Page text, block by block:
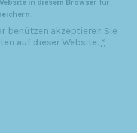
in diesem Browser für
benützen akzeptieren Sie
auf dieser Website. *